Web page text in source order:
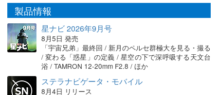
製品情報
星ナビ 2026年9月号
8月5日 発売
「宇宙兄弟」最終回 / 新月のペルセ群極大を見る・撮る
/ 変わる「惑星」の定義 / 星空の下で深呼吸する天文台
浴 / TAMRON 12-20mm F2.8 / ほか
ステラナビゲータ・モバイル
8月4日 リリース